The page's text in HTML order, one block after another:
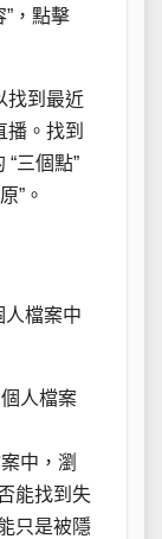
”，點擊
找到最近
。找到
三個點”
”。
人檔案中
人檔案
中，瀏
能找到失
只是被隱